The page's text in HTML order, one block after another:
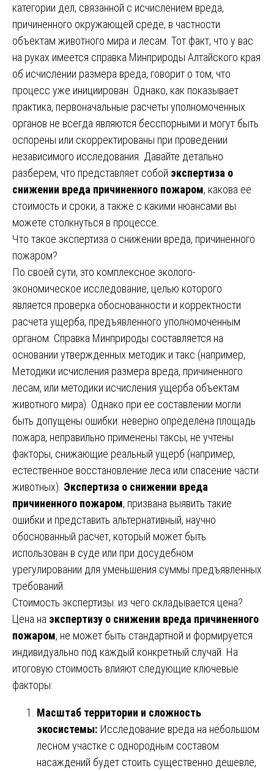
категории дел, связанной с исчислением вреда,
причиненного окружающей среде, в частности
объектам животного мира и лесам. Тот факт, что у вас
на руках имеется справка Минприроды Алтайского края
об исчислении размера вреда, говорит о том, что
процесс уже инициирован. Однако, как показывает
практика, первоначальные расчеты уполномоченных
органов не всегда являются бесспорными и могут быть
оспорены или скорректированы при проведении
независимого исследования. Давайте детально
разберем, что представляет собой экспертиза о
снижении вреда причиненного пожаром, какова ее
стоимость и сроки, а также с какими нюансами вы
можете столкнуться в процессе.
Что такое экспертиза о снижении вреда, причиненного
пожаром?
По своей сути, это комплексное эколого-
экономическое исследование, целью которого
является проверка обоснованности и корректности
расчета ущерба, предъявленного уполномоченным
органом. Справка Минприроды составляется на
основании утвержденных методик и такс (например,
Методики исчисления размера вреда, причиненного
лесам, или методики исчисления ущерба объектам
животного мира). Однако при ее составлении могли
быть допущены ошибки: неверно определена площадь
пожара, неправильно применены таксы, не учтены
факторы, снижающие реальный ущерб (например,
естественное восстановление леса или спасение части
животных). Экспертиза о снижении вреда
причиненного пожаром, призвана выявить такие
ошибки и представить альтернативный, научно
обоснованный расчет, который может быть
использован в суде или при досудебном
урегулировании для уменьшения суммы предъявленных
требований.
Стоимость экспертизы: из чего складывается цена?
Цена на экспертизу о снижении вреда причиненного
пожаром, не может быть стандартной и формируется
индивидуально под каждый конкретный случай. На
итоговую стоимость влияют следующие ключевые
факторы:
Масштаб территории и сложность
экосистемы: Исследование вреда на небольшом
лесном участке с однородным составом
насаждений будет стоить существенно дешевле,